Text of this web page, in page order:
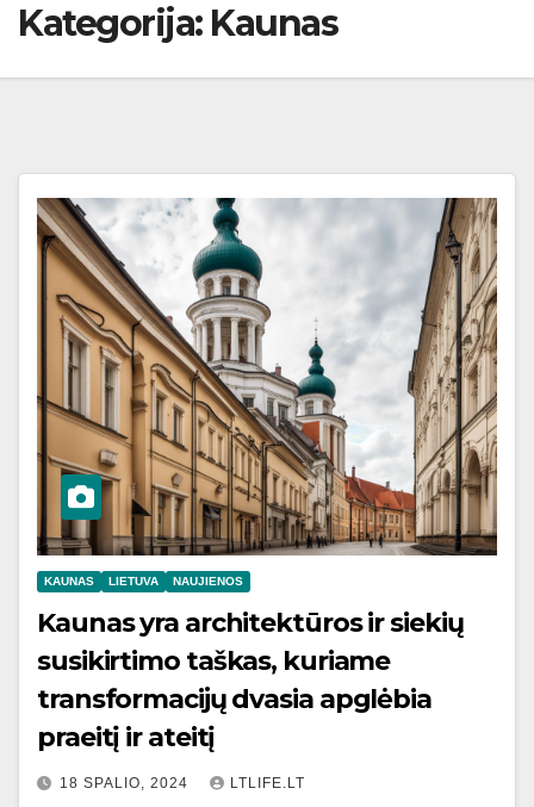
Kategorija: Kaunas
KAUNAS LIETUVA NAUJIENOS
Kaunas yra architektūros ir siekių
susikirtimo taškas, kuriame
transformacijų dvasia apglėbia
praeitį ir ateitį
18 SPALIO, 2024 LTLIFE.LT